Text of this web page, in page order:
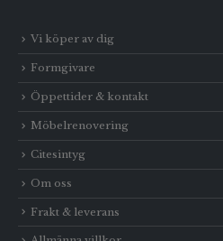
Vi köper av dig
Formgivare
Öppettider & kontakt
Möbelrenovering
Citesintyg
Om oss
Frakt & leverans